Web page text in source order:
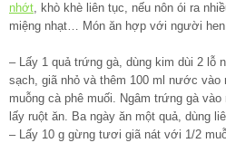
nhớt, khò khè liên tục, nếu nôn ói ra
miệng nhạt… Món ăn hợp với người hen
– Lấy 1 quả trứng gà, dùng kim dùi 2 lỗ
sạch, giã nhỏ và thêm 100 ml nước
muỗng cà phê muối. Ngâm trứng gà
lấy ruột ăn. Ba ngày ăn một quả, dùng
– Lấy 10 g gừng tươi giã nát với 1/2